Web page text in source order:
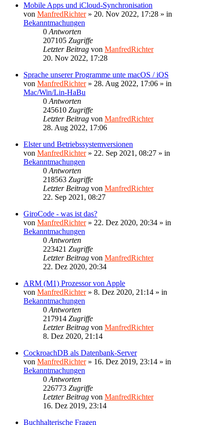
Mobile Apps und iCloud-Synchronisation
von ManfredRichter» 20. Nov 2022, 17:28 » in
Bekanntmachungen
0 Antworten
207105 Zugriffe
Letzter Beitrag von ManfredRichter
20. Nov 2022, 17:28
Sprache unserer Programme unte macOS / iOS
von ManfredRichter» 28. Aug 2022, 17:06 » in
Mac/Win/Lin-HaBu
0 Antworten
245610 Zugriffe
Letzter Beitrag von ManfredRichter
28. Aug 2022, 17:06
Elster und Betriebssystemversionen
von ManfredRichter» 22. Sep 2021, 08:27 » in
Bekanntmachungen
0 Antworten
218563 Zugriffe
Letzter Beitrag von ManfredRichter
22. Sep 2021, 08:27
GiroCode - was ist das?
von ManfredRichter» 22. Dez 2020, 20:34 » in
Bekanntmachungen
0 Antworten
223421 Zugriffe
Letzter Beitrag von ManfredRichter
22. Dez 2020, 20:34
ARM (M1) Prozessor von Apple
von ManfredRichter» 8. Dez 2020, 21:14 » in
Bekanntmachungen
0 Antworten
217914 Zugriffe
Letzter Beitrag von ManfredRichter
8. Dez 2020, 21:14
CockroachDB als Datenbank-Server
von ManfredRichter» 16. Dez 2019, 23:14 » in
Bekanntmachungen
0 Antworten
226773 Zugriffe
Letzter Beitrag von ManfredRichter
16. Dez 2019, 23:14
Buchhalterische Fragen